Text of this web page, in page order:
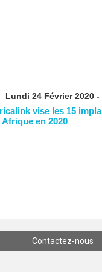
Lundi 24 Février 2020 -
vise les 15
Afrique en 2020
Contactez-nous